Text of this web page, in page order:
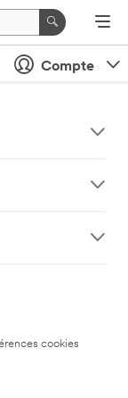
Compte
cookies